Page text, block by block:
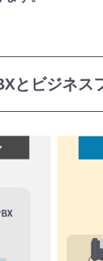
とビジネス